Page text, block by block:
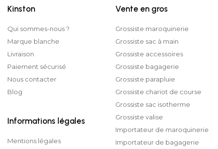
Kinston
Qui sommes-nous ?
Marque blanche
Livraison
Paiement sécurisé
Nous contacter
Blog
Informations légales
Mentions légales
Vente en gros
Grossiste maroquinerie
Grossiste sac à main
Grossiste accessoires
Grossiste bagagerie
Grossiste parapluie
Grossiste chariot de course
Grossiste sac isotherme
Grossiste valise
Importateur de maroquinerie
Importateur de bagagerie